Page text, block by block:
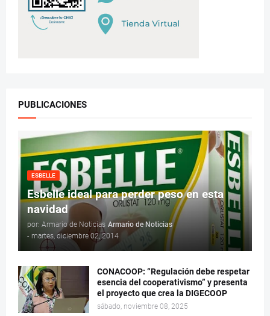
PUBLICACIONES
ESBELLE
Esbelle ideal para perder peso en esta
navidad
por: Armario de Noticias Armario de Noticias
- martes, diciembre 02, 2014
CONACOOP: “Regulación debe respetar
esencia del cooperativismo” y presenta
el proyecto que crea la DIGECOOP
sábado, noviembre 08, 2025